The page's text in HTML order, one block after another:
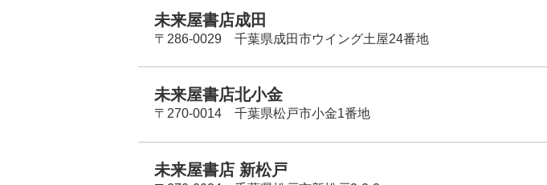
未来屋書店成田
〒286-0029 千葉県成田市ウイング土屋24番地
未来屋書店北小金
〒270-0014 千葉県松戸市小金1番地
未来屋書店 新松戸